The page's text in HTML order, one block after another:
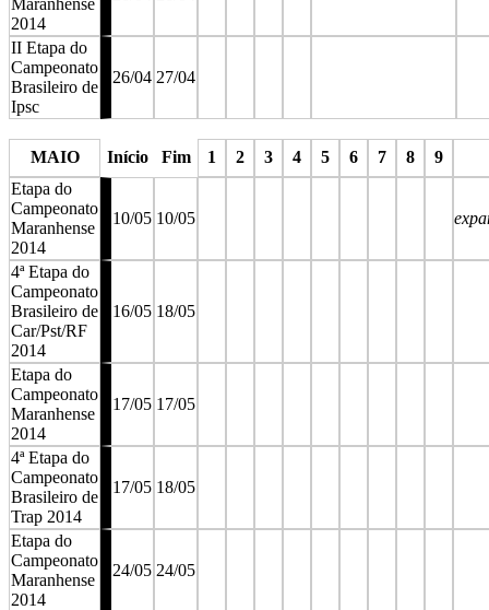
2014
II Etapa do
Campeonato
Brasileiro de
Ipsc
26/04 27/04
MAIO
Início Fim 1 2 3 4 5 6 7 8
9
Etapa do
Campeonato
Maranhense
2014
10/05 10/05
4ª Etapa do
Campeonato
Brasileiro de
Car/Pst/RF
2014
16/05 18/05
Etapa do
Campeonato
Maranhense
2014
17/05 17/05
4ª Etapa do
Campeonato
Brasileiro de
Trap 2014
17/05 18/05
Etapa do
Campeonato
Maranhense
2014
24/05 24/05